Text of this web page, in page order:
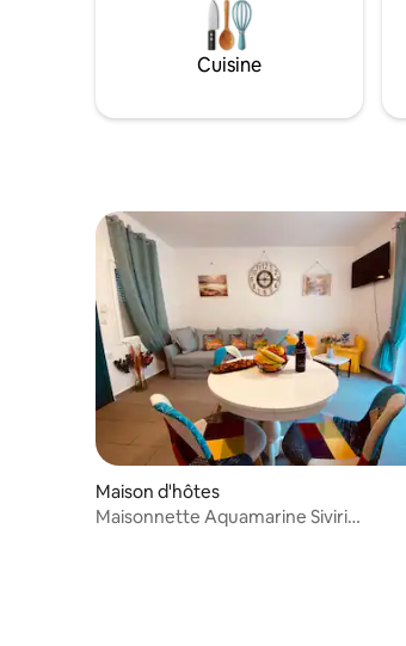
se baigner. Nos amis à quatre pattes,
deux chiens et un chat, partagent la
propriété avec nous, apportant une
touche de chaleur à l’environnement.
vacances paisibles que vous méritez.
Cuisine
Maison d'hôtes
Maisonnette Aquamarine Siviri